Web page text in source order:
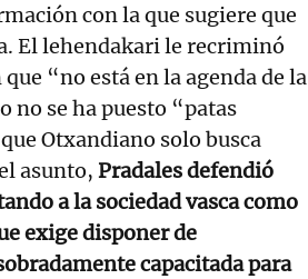
con la que sugiere que
El lehendakari le recriminó
“no está en la agenda de la
no se ha puesto “patas
Otxandiano solo busca
asunto, Pradales defendió
a la sociedad vasca como
exige disponer de
capacitada para